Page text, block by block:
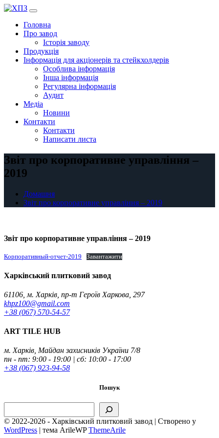
Перейти
вмістуГоловна
Про завод
Історія заводу
Продукція
Інформація для акціонерів та стейкхолдерів
Особлива інформація
Інша інформація
Регулярна інформація
Аудит
Медіа
Новини
Контакти
Контакти
Написати листа
Звіт про корпоративне управління –
2019
Домашня
Звіт про корпоративне управління – 2019
Звіт про корпоративне управління – 2019
Корпоративный-отчет-2019 Завантажити
Харківський плитковий завод
61106, м. Харків, пр-т Героїв Харкова, 297
khpz100@gmail.com
+38 (067) 570-54-57
ART TILE HUB
м. Харків, Майдан захисників України 7/8
пн - пт: 9:00 - 19:00 | сб: 10:00 - 17:00
+38 (067) 923-94-58
Пошук
© 2022-2026 - Харківський плитковий завод | Створено у
WordPress | тема ArileWPThemeArile